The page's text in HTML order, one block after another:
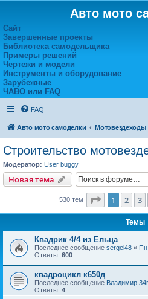
Авто мото
Сайт
Завершенные проекты
Библиотека самодельщика
Примеры решений
Чертежи и модели
Инструменты и оборудование
Зарубежные
ЧАВО или FAQ
FAQ
Авто мото самоделки Мотовездеходы
Строительство
Модератор: User buggy
Новая тема
530 тем Страница
1 2 3
Темы
Квадрик 4/4 из Ельца
Последнее сообщение sergei48 « Пн
Ответы: 600
квадроцикл к650д
Последнее сообщение Владимир
Ответы: 4